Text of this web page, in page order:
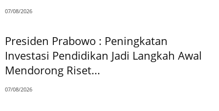
07/08/2026
Presiden Prabowo : Peningkatan
Investasi Pendidikan Jadi Langkah Awal
Mendorong Riset...
07/08/2026